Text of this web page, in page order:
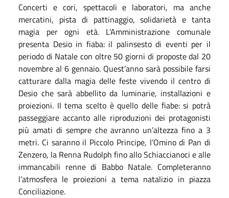
Concerti e cori, spettacoli e laboratori, ma anche
mercatini, pista di pattinaggio, solidarietà e tanta
magia per ogni età. L’Amministrazione comunale
presenta Desio in fiaba: il palinsesto di eventi per il
periodo di Natale con oltre 50 giorni di proposte dal 20
novembre al 6 gennaio. Quest’anno sarà possibile farsi
catturare dalla magia delle feste vivendo il centro di
Desio che sarà abbellito da luminarie, installazioni e
proiezioni. Il tema scelto è quello delle fiabe: si potrà
passeggiare accanto alle riproduzioni dei protagonisti
più amati di sempre che avranno un’altezza fino a 3
metri. Ci saranno il Piccolo Principe, l’Omino di Pan di
Zenzero, la Renna Rudolph fino allo Schiaccianoci e alle
immancabili renne di Babbo Natale. Completeranno
l’atmosfera le proiezioni a tema natalizio in piazza
Conciliazione.